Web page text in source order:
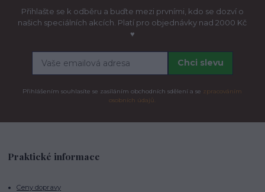
Přihlašte se k odběru a buďte mezi prvními, kdo se dozví o
našich speciálních akcích. Platí pro objednávky nad 2000 Kč
♥
Chci slevu
Přihlášením souhlasíte se zasíláním obchodních sdělení a se zpracováním
osobních údajů.
Praktické informace
Ceny dopravy